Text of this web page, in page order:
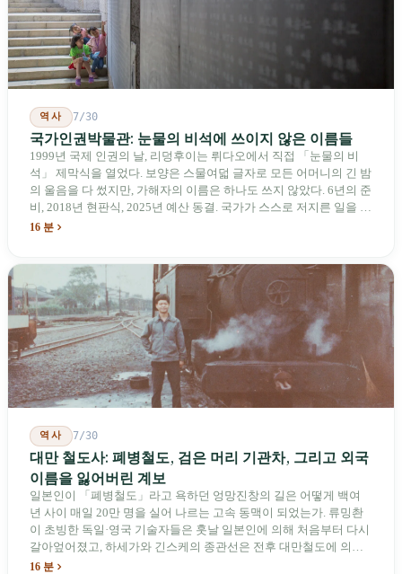
계획을 세우고 있다.
역사 7/30
국가인권박물관: 눈물의 비석에 쓰이지 않은 이름들
1999년 국제 인권의 날, 리덩후이는 뤼다오에서 직접 「눈물의 비
석」 제막식을 열었다. 보양은 스물여덟 글자로 모든 어머니의 긴 밤
의 울음을 다 썼지만, 가해자의 이름은 하나도 쓰지 않았다. 6년의 준
비, 2018년 현판식, 2025년 예산 동결. 국가가 스스로 저지른 일을 기
념하기 위해 스스로 세운 박물관. 계엄 해제 39년 동안 사법 재판을
16 분
역사 7/30
대만 철도사: 폐병철도, 검은 머리 기관차, 그리고 외국
이름을 잃어버린 계보
일본인이 「폐병철도」라고 욕하던 엉망진창의 길은 어떻게 백여
년 사이 매일 20만 명을 실어 나르는 고속 동맥이 되었는가. 류밍촨
이 초빙한 독일·영국 기술자들은 훗날 일본인에 의해 처음부터 다시
갈아엎어졌고, 하세가와 긴스케의 종관선은 전후 대만철도에 의해
이름과 번호가 바뀌었다. 세대마다 앞선 세대의 기록을 주석으로 밀
16 분